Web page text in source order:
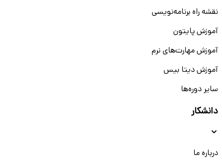
نقشه راه برنامه‌نویسی
آموزش پایتون
آموزش مهارت‌های نرم
آموزش دیتا بیس
سایر دوره‌ها
دانشکار
درباره ما